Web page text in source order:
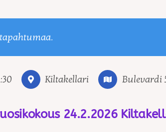
Kiltakellari Bulevardi
24.2.2026